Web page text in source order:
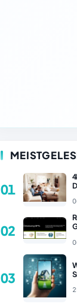
01
02
03